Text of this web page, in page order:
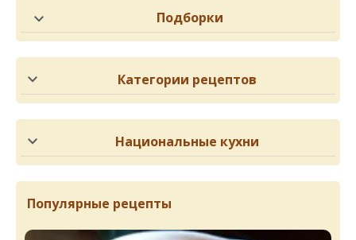
Подборки
Категории рецептов
Национальные кухни
Популярные рецепты